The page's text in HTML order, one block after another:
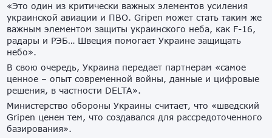
«Это один из критически важных элементов усиления
украинской авиации и ПВО. Gripen может стать таким же
важным элементом защиты украинского неба, как F-16,
радары и РЭБ… Швеция помогает Украине защищать
небо».
В свою очередь, Украина передает партнерам «самое
ценное – опыт современной войны, данные и цифровые
решения, в частности DELTA».
Министерство обороны Украины считает, что «шведский
Gripen ценен тем, что создавался для рассредоточенного
базирования».